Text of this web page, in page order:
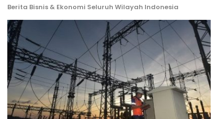
Berita Bisnis & Ekonomi Seluruh Wilayah Indonesia